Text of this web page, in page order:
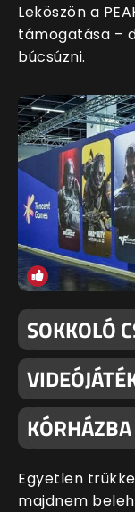
Leköszön a
támogatása –
búcsúzni.
SOKKOLÓ
Egyetlen
majdnem